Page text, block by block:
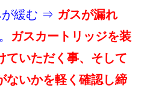
が緩む ⇒ ガスが漏れ
ガスカートリッジを装
ていただく事、そして
ないかを軽く確認し締